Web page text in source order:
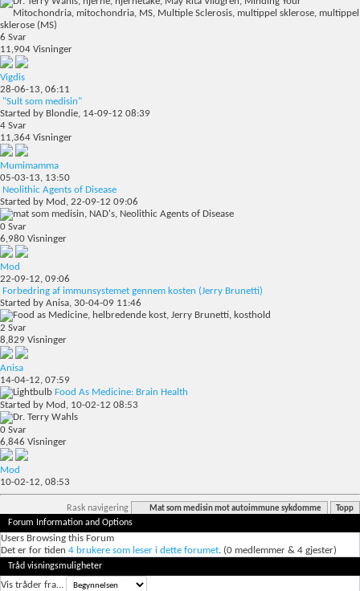
6 Svar
11,904 Visninger
Vigdis
28-06-13, 06:11
"Sult som medisin"
Started by Blondie, 14-09-12 08:39
4 Svar
11,364 Visninger
Mumimamma
05-03-13, 13:50
Neolithic Agents of Disease
Started by Mod , 22-09-12 09:06
0 Svar
6,980 Visninger
Mod
22-09-12, 09:06
Forbedring af immunsystemet gennem kosten (Jerry Brunetti)
Started by Anisa, 30-04-09 11:46
2 Svar
8,829 Visninger
Anisa
14-04-12, 07:59
Food As Medicine: Brain Health
Started by Mod , 10-02-12 08:53
0 Svar
6,846 Visninger
Mod
10-02-12, 08:53
Rask navigering Mat som medisin mot autoimmune sykdomme Topp
Forum Information and Options
Users Browsing this Forum
Det er for tiden 4 brukere som leser i dette forumet. (0 medlemmer & 4 gjester)
Tråd visningsmuligheter
Vis tråder fra...